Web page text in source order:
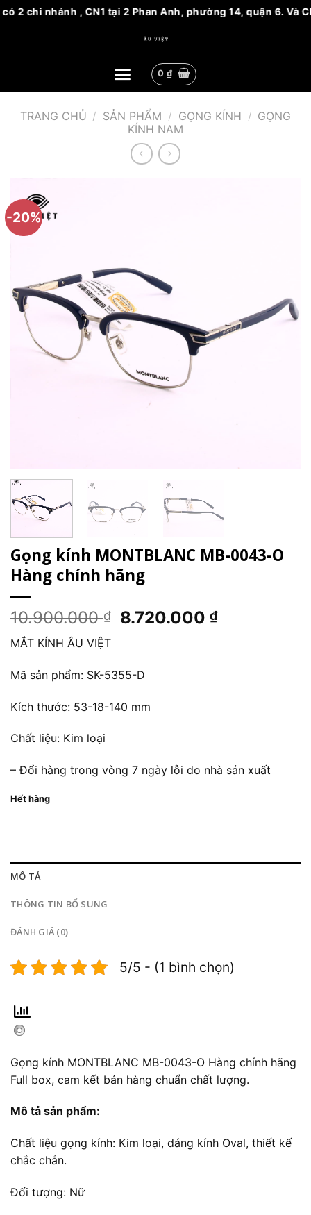
nhánh , CN1 tại 2 Phan Anh, phường 14, quận 6. Và
0 ₫
TRANG CHỦ / SẢN PHẨM / GỌNG KÍNH / GỌNG
KÍNH NAM
-20%
Gọng kính MONTBLANC MB-0043-O
Hàng chính hãng
10.900.000₫
Giá
10.900.000 ₫.
8.720.000₫Giá
MẮT KÍNH ÂU VIỆT
Mã sản phẩm: SK-5355-D
Kích thước: 53-18-140 mm
Chất liệu: Kim loại
– Đổi hàng trong vòng 7 ngày lỗi do nhà sản xuất
Hết hàng
MÔ TẢ
THÔNG TIN BỔ SUNG
ĐÁNH GIÁ (0)
5/5 - (1 bình chọn)
Gọng kính MONTBLANC MB-0043-O Hàng chính hãng
Full box, cam kết bán hàng chuẩn chất lượng.
Mô tả sản phẩm:
Chất liệu gọng kính: Kim loại, dáng kính Oval, thiết kế
chắc chắn.
Đối tượng: Nữ